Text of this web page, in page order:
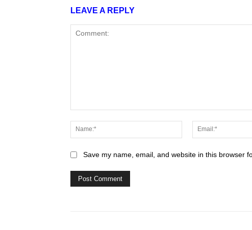
LEAVE A REPLY
Name:*
Save my name, email, and website in this browser